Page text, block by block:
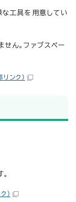
工具を用意してい
ん。ファブスペー
リンク）
）